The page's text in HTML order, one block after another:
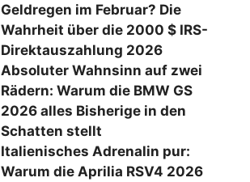
Geldregen im Februar? Die
Wahrheit über die 2000 $ IRS-
Direktauszahlung 2026
Absoluter Wahnsinn auf zwei
Rädern: Warum die BMW GS
2026 alles Bisherige in den
Schatten stellt
Italienisches Adrenalin pur:
Warum die Aprilia RSV4 2026